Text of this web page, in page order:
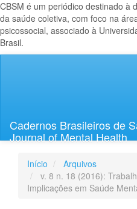
CBSM é um periódico destinado à
da saúde coletiva, com foco na
psicossocial, associado à
Brasil.
Lateral
Cadernos Brasileiros de
Journal of Mental Health
Início
Arquivos
v. 8 n. 18 (2016):
Implicações em Saúde